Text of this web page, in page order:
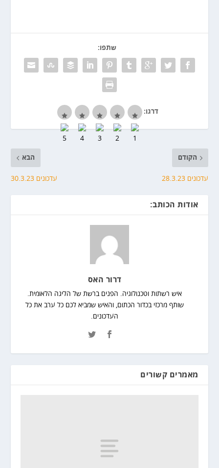
שתפו:
דרגו:
הקודם
עדכונים 28.3.23
הבא
עדכונים 30.3.23
אודות הכותב:
דרור האס
איש רשתות וטכנולוגיה. הפנים ברשת של הליגה הלאומית.
שותף מרכזי בכדור הכתום, והאיש שמביא לכם כל ערב את כל
העדכונים.
מאמרים קשורים